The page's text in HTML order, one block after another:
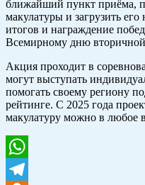
ближайший пункт приёма,
макулатуры и загрузить
итогов и награждение
Всемирному дню вторичной
Акция проходит в
могут выступать
помогать своему региону
рейтинге. С 2025 года
макулатуру можно в любое
WhatsApp